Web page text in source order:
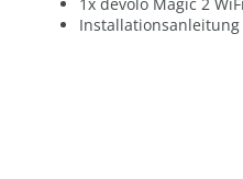
Installationsanleitung